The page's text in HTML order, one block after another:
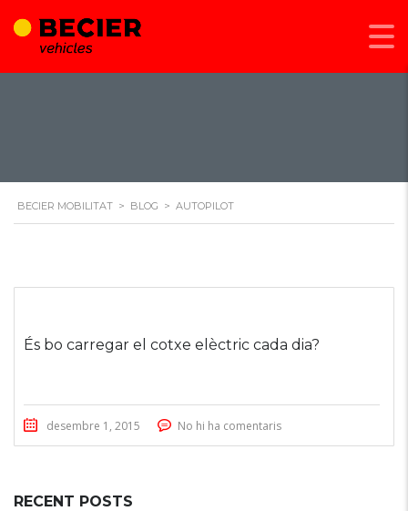
BECIER MOBILITAT > BLOG > AUTOPILOT
És bo carregar el cotxe elèctric cada dia?
desembre 1, 2015 No hi ha comentaris
RECENT POSTS